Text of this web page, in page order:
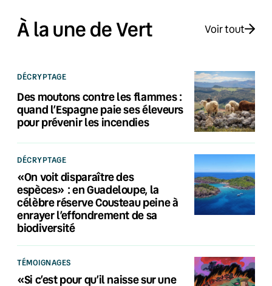
À la une de Vert Voir tout
DÉCRYPTAGE
Des moutons contre les flammes :
quand l’Espagne paie ses éleveurs
pour prévenir les incendies
DÉCRYPTAGE
«On voit disparaître des
espèces» : en Guadeloupe, la
célèbre réserve Cousteau peine à
enrayer l’effondrement de sa
biodiversité
TÉMOIGNAGES
«Si c’est pour qu’il naisse sur une